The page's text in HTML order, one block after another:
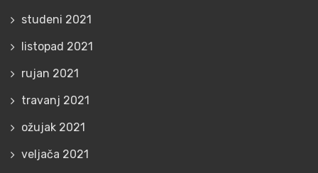
studeni 2021
listopad 2021
rujan 2021
travanj 2021
ožujak 2021
veljača 2021